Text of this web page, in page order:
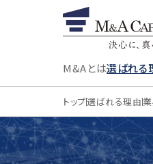
M&Aとは選ばれる
トップ選ばれる理由